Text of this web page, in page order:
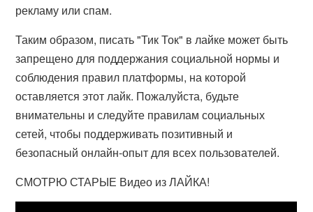
рекламу или спам.
Таким образом, писать "Тик Ток" в лайке может быть
запрещено для поддержания социальной нормы и
соблюдения правил платформы, на которой
оставляется этот лайк. Пожалуйста, будьте
внимательны и следуйте правилам социальных
сетей, чтобы поддерживать позитивный и
безопасный онлайн-опыт для всех пользователей.
СМОТРЮ СТАРЫЕ Видео из ЛАЙКА!